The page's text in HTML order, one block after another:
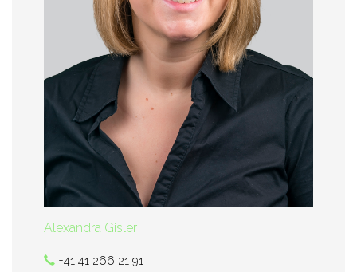
Alexandra Gisler
+41 41 266 21 91